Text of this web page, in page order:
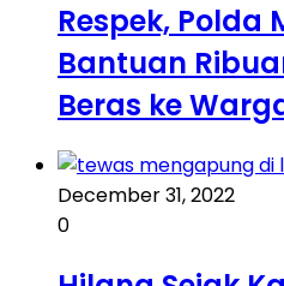
Respek, Polda
Bantuan
Beras ke
December 31, 2022
0